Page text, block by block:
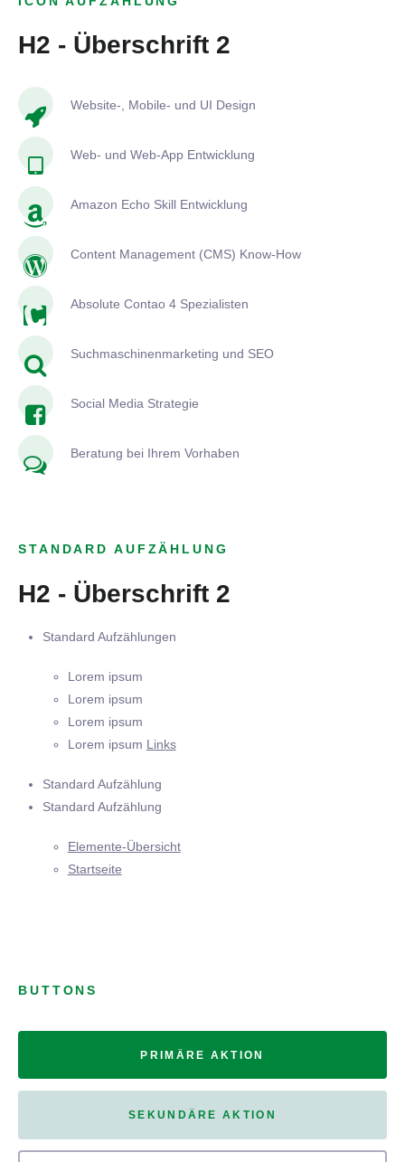
H2 - Überschrift 2
Website-, Mobile- und UI Design
Web- und Web-App Entwicklung
Amazon Echo Skill Entwicklung
Content Management (CMS) Know-How
Absolute Contao 4 Spezialisten
Suchmaschinenmarketing und SEO
Social Media Strategie
Beratung bei Ihrem Vorhaben
STANDARD AUFZÄHLUNG
H2 - Überschrift 2
Standard Aufzählungen
Lorem ipsum
Lorem ipsum
Lorem ipsum
Lorem ipsum Links
Standard Aufzählung
Standard Aufzählung
Elemente-Übersicht
Startseite
BUTTONS
PRIMÄRE AKTION
SEKUNDÄRE AKTION